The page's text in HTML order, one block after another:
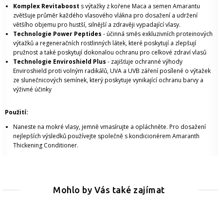
Komplex Revitaboost s výtažky z kořene Maca a semen Amarantu
zvětšuje průměr každého vlasového vlákna pro dosažení a udržení
většího objemu pro hustší, silnější a zdravěji vypadající vlasy.
Technologie Power Peptides - účinná směs exkluzivních proteinových
výtažků a regeneračních rostlinných látek, které poskytují a zlepšují
pružnost a také poskytují dokonalou ochranu pro celkové zdraví vlasů
Technologie Enviroshield Plus - zajišťuje ochranné výhody
Enviroshield proti volným radikálů, UVA a UVB záření posílené o výtažek
ze slunečnicových semínek, který poskytuje vynikající ochranu barvy a
výživné účinky
Použití:
Naneste na mokré vlasy, jemně vmasírujte a opláchněte. Pro dosažení
nejlepších výsledků používejte společně s kondicionérem Amaranth
Thickening Conditioner.
Mohlo by Vás také zajímat